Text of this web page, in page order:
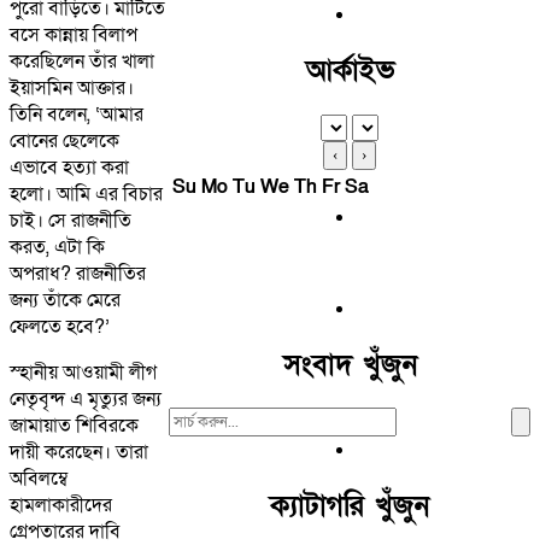
পুরো বাড়িতে। মাটিতে
বসে কান্নায় বিলাপ
করেছিলেন তাঁর খালা
ইয়াসমিন আক্তার।
তিনি বলেন, ‘আমার
বোনের ছেলেকে
এভাবে হত্যা করা
হলো। আমি এর বিচার
চাই। সে রাজনীতি
করত, এটা কি
অপরাধ? রাজনীতির
জন্য তাঁকে মেরে
ফেলতে হবে?’
স্হানীয় আওয়ামী লীগ
নেতৃবৃন্দ এ মৃত্যুর জন্য
জামায়াত শিবিরকে
দায়ী করেছেন। তারা
অবিলম্বে
হামলাকারীদের
গ্রেপতারের দাবি
আর্কাইভ
‹ ›
Su MoTu WeTh FrSa
সংবাদ খুঁজুন
Search
ক্যাটাগরি খুঁজুন